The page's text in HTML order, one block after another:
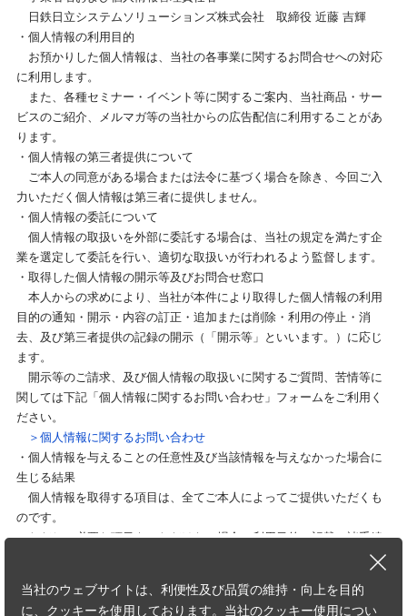
日鉄日立システムソリューションズ株式会社 取締役 近藤 吉輝
・個人情報の利用目的
お預かりした個人情報は、当社の各事業に関するお問合せへの対応
に利用します。
また、各種セミナー・イベント等に関するご案内、当社商品・サー
ビスのご紹介、メルマガ等の当社からの広告配信に利用することがあ
ります。
・個人情報の第三者提供について
ご本人の同意がある場合または法令に基づく場合を除き、今回ご入
力いただく個人情報は第三者に提供しません。
・個人情報の委託について
個人情報の取扱いを外部に委託する場合は、当社の規定を満たす企
業を選定して委託を行い、適切な取扱いが行われるよう監督します。
・取得した個人情報の開示等及びお問合せ窓口
本人からの求めにより、当社が本件により取得した個人情報の利用
目的の通知・開示・内容の訂正・追加または削除・利用の停止・消
去、及び第三者提供の記録の開示（「開示等」といいます。）に応じ
ます。
開示等のご請求、及び個人情報の取扱いに関するご質問、苦情等に
関しては下記「個人情報に関するお問い合わせ」フォームをご利用く
ださい。
＞個人情報に関するお問い合わせ
・個人情報を与えることの任意性及び当該情報を与えなかった場合に
生じる結果
個人情報を取得する項目は、全てご本人によってご提供いただくも
のです。
ただし、必要な項目をいただけない場合、利用目的に記載の諸手続
本フォームでは、Cookieを使用しています。詳細は下記「クッキー
当社のウェブサイトは、利便性及び品質の維持・向上を目的
に、クッキーを使用しております。当社のクッキー使用につい